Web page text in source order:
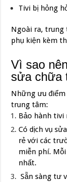
Tivi bị hỏng
Ngoài ra, trung
phụ kiện kèm
Vì sao
sửa chữa
Những ưu điểm
trung tâm:
Bảo hành
Có dịch vụ
rẻ với các
miễn phí. Mỗi
nhất.
Sẵn sàng tư